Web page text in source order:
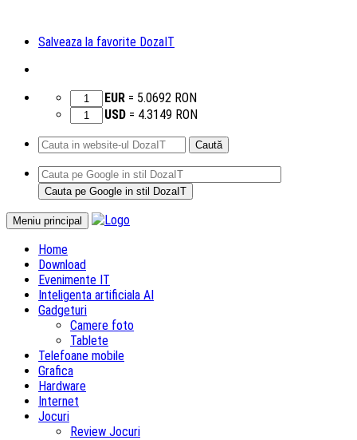
Salveaza la favorite DozaIT
EUR = 5.0692 RON
USD = 4.3149 RON
Caută
după:
Meniu principal
Sari
Home
Download
Evenimente IT
Inteligenta artificiala AI
Gadgeturi
Camere foto
Tablete
Telefoane mobile
Grafica
Hardware
Internet
Jocuri
Review Jocuri